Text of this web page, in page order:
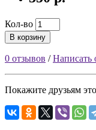
Кол-во
В корзину
0 отзывов /Написать
Покажите друзьям